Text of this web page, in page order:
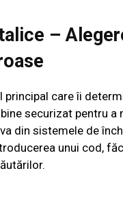
–
care îi
securizat pentru
din sistemele de
unui cod,